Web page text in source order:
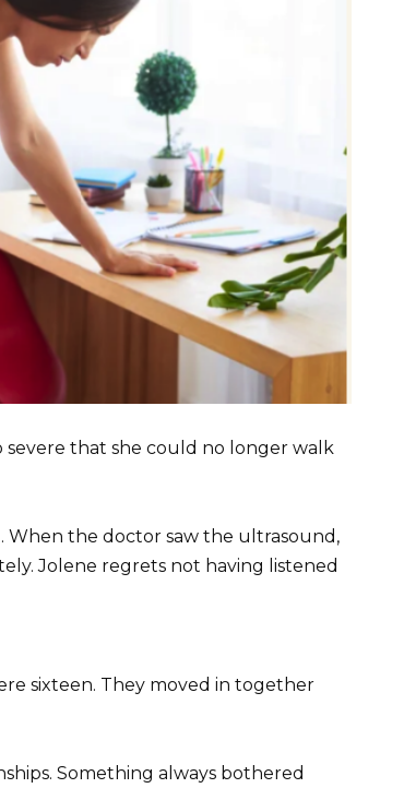
severe that she could no longer walk
When the doctor saw the ultrasound,
Jolene regrets not having listened
sixteen. They moved in together
Something always bothered